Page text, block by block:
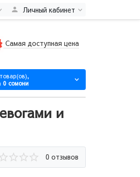
Личный кабинет
Самая доступная цена
товар(ов),
0 сомони
и
0 отзывов